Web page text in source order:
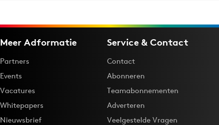
Meer Adformatie
Partners
Events
Vacatures
Whitepapers
Nieuwsbrief
Service & Contact
Contact
Abonneren
Teamabonnementen
Adverteren
Veelgestelde Vragen